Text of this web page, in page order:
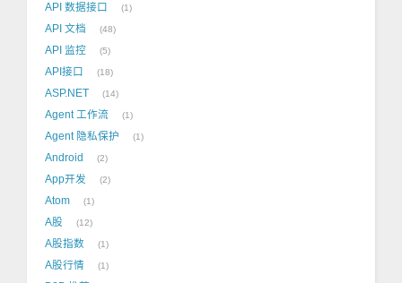
API 数据接口 1
API 文档 48
API 监控 5
API接口 18
ASP.NET 14
Agent 工作流 1
Agent 隐私保护 1
Android 2
App开发 2
Atom 1
A股 12
A股指数 1
A股行情 1